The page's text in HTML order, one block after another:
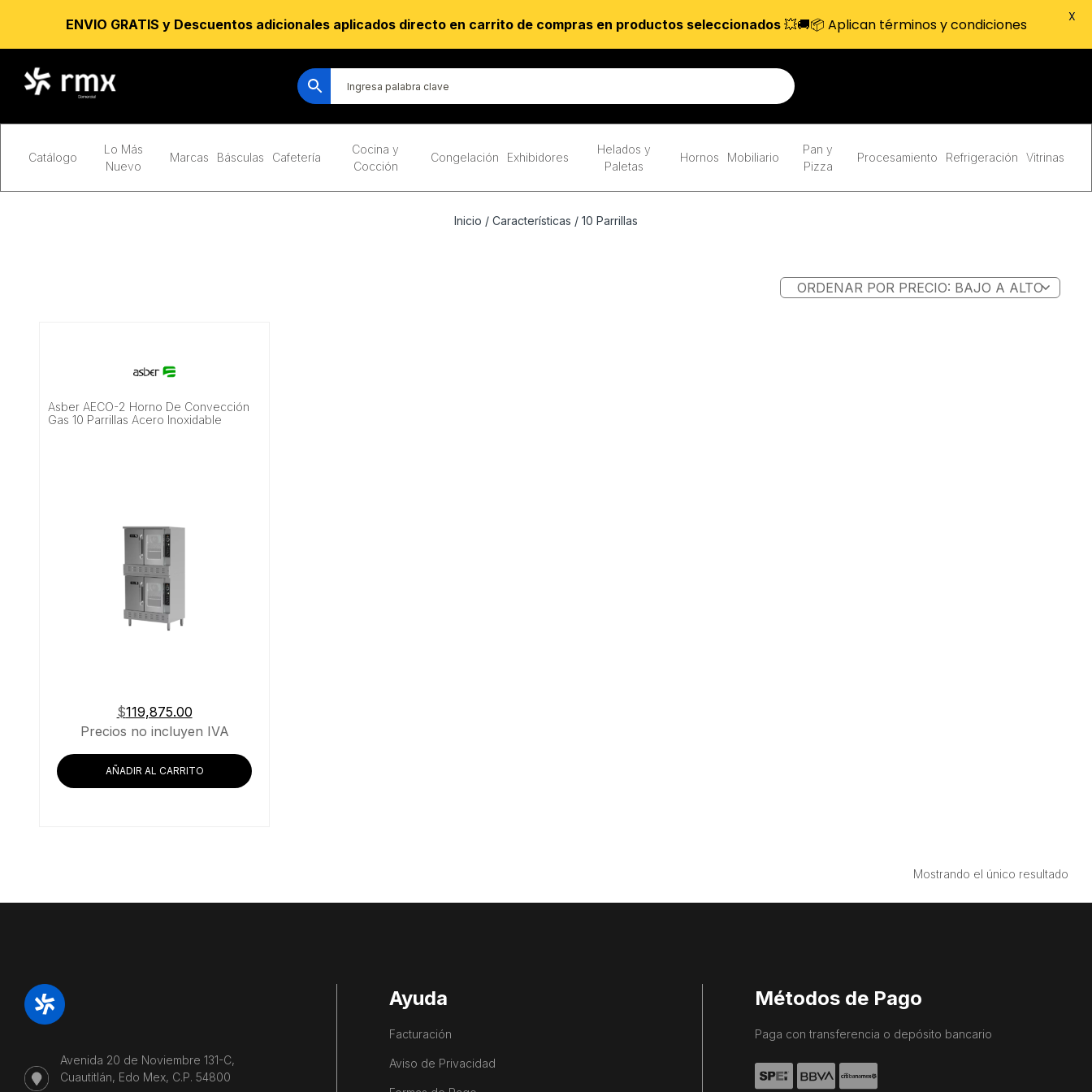
Catálogo
Lo Más
Nuevo
Marcas Básculas Cafetería
Cocina y
Cocción
Congelación Exhibidores
Helados y
Paletas
Hornos Mobiliario
Pan y
Pizza
Procesamiento Refrigeración Vitrinas
Inicio / Características / 10 Parrillas
Asber AECO-2 Horno De Convección
Gas 10 Parrillas Acero Inoxidable
$119,875.00
Precios no incluyen IVA
AÑADIR AL CARRITO
Mostrando el único resultado
Avenida 20 de Noviembre 131-C,
Cuautitlán, Edo Mex, C.P. 54800
Ayuda
Facturación
Aviso de Privacidad
Métodos de Pago
Paga con transferencia o depósito bancario
ENVIO GRATIS y Descuentos adicionales aplicados directo en carrito de compras en productos seleccionados💥🚚📦 Aplican términos y condiciones X